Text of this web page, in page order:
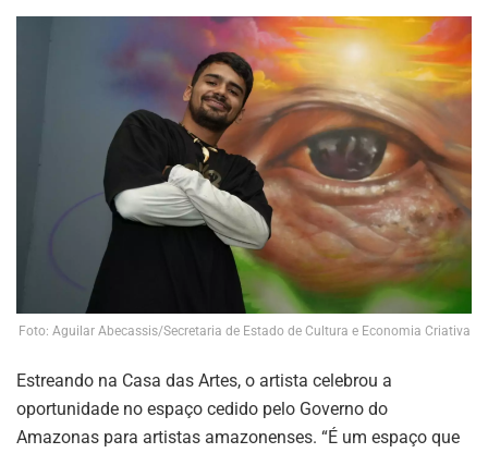
Foto: Aguilar Abecassis/Secretaria de Estado de Cultura e Economia Criativa
Estreando na Casa das Artes, o artista celebrou a
oportunidade no espaço cedido pelo Governo do
Amazonas para artistas amazonenses. “É um espaço que